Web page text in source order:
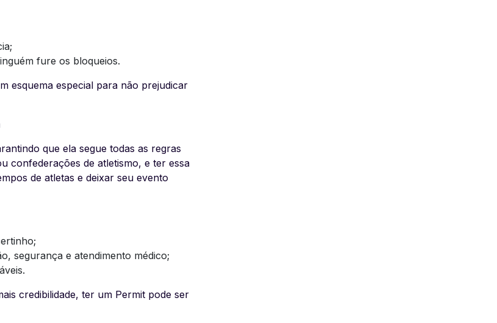
fure os bloqueios.
esquema especial para não prejudicar
que ela segue todas as regras
confederações de atletismo, e ter essa
de atletas e deixar seu evento
segurança e atendimento médico;
credibilidade, ter um Permit pode ser